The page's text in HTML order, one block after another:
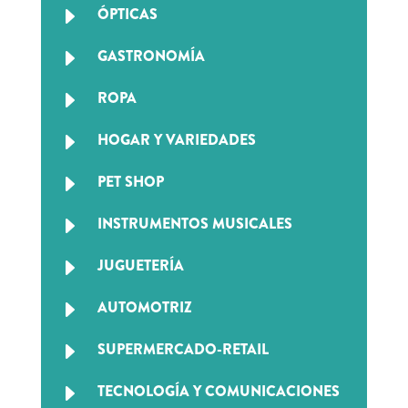
E ÓPTICAS
E GASTRONOMÍA
E ROPA
E HOGAR Y VARIEDADES
E PET SHOP
E INSTRUMENTOS MUSICALES
E JUGUETERÍA
E AUTOMOTRIZ
E SUPERMERCADO-RETAIL
E TECNOLOGÍA Y COMUNICACIONES